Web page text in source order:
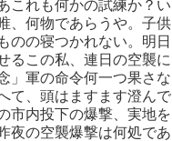
これも何かの試練か？い
、何物であらうや。子供
のの寝つかれない。明日
るこの私、連日の空襲に
」軍の命令何一つ果さな
て、頭はますます澄んで
市内投下の爆撃、実地を
夜の空襲爆撃は何処であ